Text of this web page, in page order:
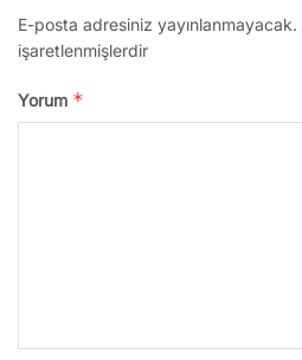
E-posta adresiniz yayınlanmayacak.
işaretlenmişlerdir
Yorum *